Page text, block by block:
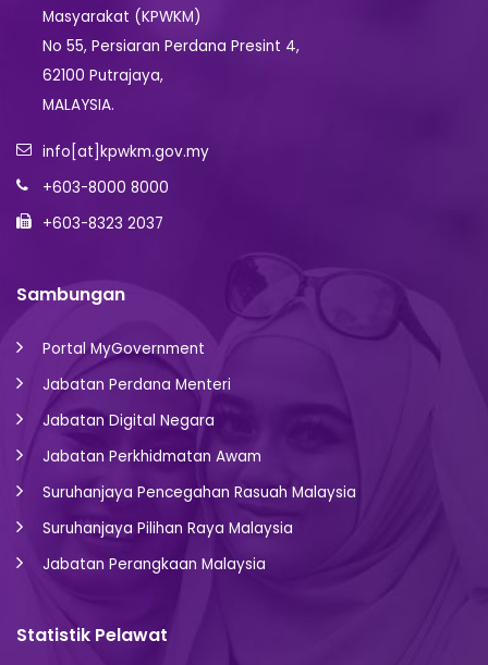
Masyarakat (KPWKM)
No 55, Persiaran Perdana Presint 4,
62100 Putrajaya,
MALAYSIA.
info[at]kpwkm.gov.my
+603-8000 8000
+603-8323 2037
Sambungan
Portal MyGovernment
Jabatan Perdana Menteri
Jabatan Digital Negara
Jabatan Perkhidmatan Awam
Suruhanjaya Pencegahan Rasuah Malaysia
Suruhanjaya Pilihan Raya Malaysia
Jabatan Perangkaan Malaysia
Statistik Pelawat